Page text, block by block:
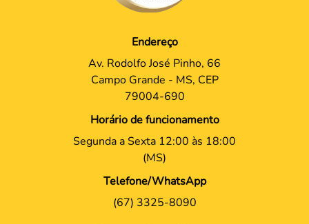
Endereço
Av. Rodolfo José Pinho, 66
Campo Grande - MS, CEP
79004-690
Horário de funcionamento
Segunda a Sexta 12:00 às 18:00
(MS)
Telefone/WhatsApp
(67) 3325-8090